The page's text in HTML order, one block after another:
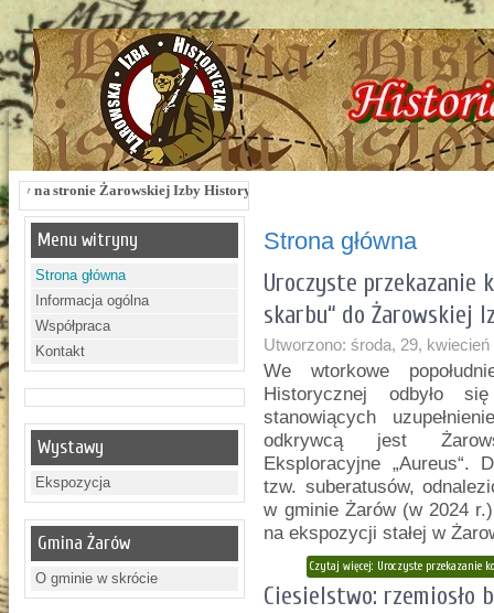
Żarowskiej Izby Historycznej !!! Żarowska Izba Historyczna, ul.
Menu witryny
Strona główna
Informacja ogólna
Współpraca
Kontakt
Wystawy
Ekspozycja
Gmina Żarów
O gminie w skrócie
Strona główna
Uroczyste przekazanie
skarbu“ do Żarowskiej
Utworzono: środa, 29, kwiecień
We wtorkowe
Historycznej odbyło
stanowiących
odkrywcą jest
Eksploracyjne „Aureus“.
tzw. suberatusów,
w gminie Żarów (w 2024
na ekspozycji stałej w
Czytaj więcej: Uroczyste przekazanie
Ciesielstwo: rzemiosło